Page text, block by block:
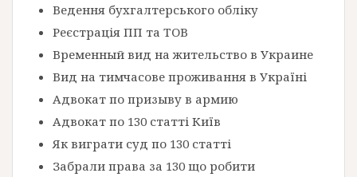
Ведення бухгалтерського обліку
Реєстрація ПП та ТОВ
Временный вид на жительство в Украине
Вид на тимчасове проживання в Україні
Адвокат по призыву в армию
Адвокат по 130 статті Київ
Як виграти суд по 130 статті
Забрали права за 130 що робити